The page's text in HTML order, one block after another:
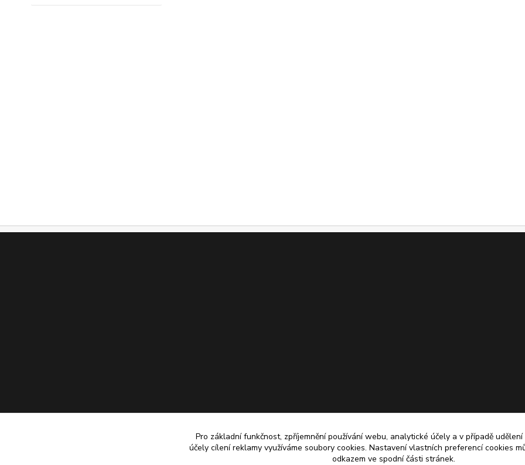
Pro základní funkčnost, zpříjemnění používání webu, analytické účely a v případě
účely cílení reklamy využíváme soubory cookies. Nastavení vlastních preferencí cookies
odkazem ve spodní části stránek.